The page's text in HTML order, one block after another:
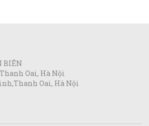
BIÊN
Oai, Hà Nội
Oai, Hà Nội